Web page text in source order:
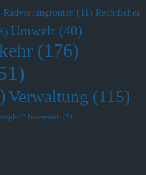
Radvorrangrouten (11) Rechtliches
Umwelt (40)
(176)
Verwaltung (115)
Innenstadt (5)